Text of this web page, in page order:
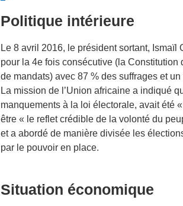
Politique intérieure
Le 8 avril 2016, le président sortant,
pour la 4e fois consécutive (la
de mandats) avec 87 % des suffrages et
La mission de l’Union africaine a indiqué
manquements à la loi électorale, avait été
être « le reflet crédible de la volonté du
et a abordé de manière divisée les
par le pouvoir en place.
Situation économique